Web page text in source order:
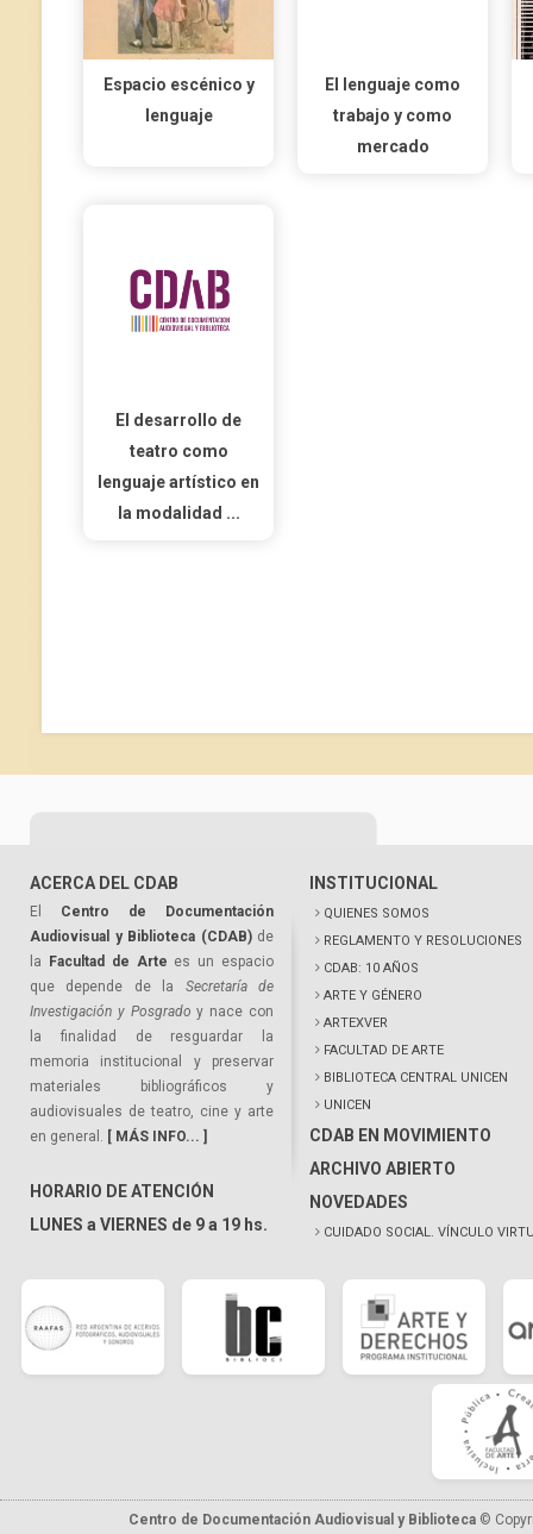
Espacio escénico y
lenguaje
El lenguaje como
trabajo y como
mercado
El desarrollo de
teatro como
lenguaje artístico en
la modalidad ...
ACERCA DEL CDAB
El Centro de Documentación
Audiovisual y Biblioteca (CDAB)de
la
Facultad de Arte es un espacio
que depende de la Secretaría de
Investigación y Posgrado y nace con
la finalidad de resguardar la
memoria institucional y preservar
materiales bibliográficos y
audiovisuales de teatro, cine y arte
en general. [ MÁS INFO... ]
HORARIO DE ATENCIÓN
LUNES a VIERNES de 9 a 19 hs.
INSTITUCIONAL
QUIENES SOMOS
REGLAMENTO Y RESOLUCIONES
CDAB: 10 AÑOS
ARTE Y GÉNERO
ARTEXVER
FACULTAD DE ARTE
BIBLIOTECA CENTRAL UNICEN
UNICEN
CDAB EN MOVIMIENTO
ARCHIVO ABIERTO
NOVEDADES
CUIDADO SOCIAL. VÍNCULO
Centro de Documentación Audiovisual y Biblioteca ©